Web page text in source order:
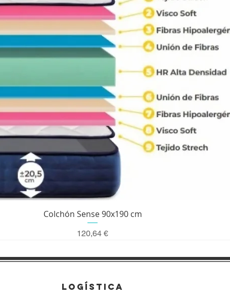
Vista rápida
Colchón Sense 90x190 cm
Precio
120,64 €
LOGÍSTICA